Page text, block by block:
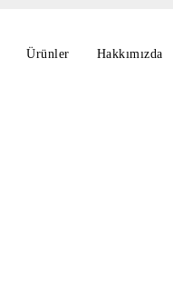
Ürünler Hakkımızda